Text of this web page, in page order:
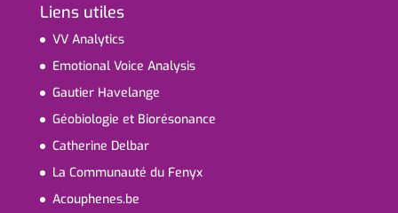
Liens utiles
VV Analytics
Emotional Voice Analysis
Gautier Havelange
Géobiologie et Biorésonance
Catherine Delbar
La Communauté du Fenyx
Acouphenes.be